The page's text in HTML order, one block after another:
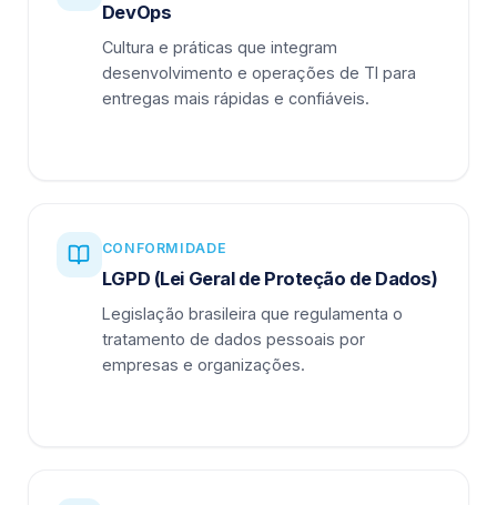
DevOps
Cultura e práticas que integram
desenvolvimento e operações de TI para
entregas mais rápidas e confiáveis.
CONFORMIDADE
LGPD (Lei Geral de Proteção de Dados)
Legislação brasileira que regulamenta o
tratamento de dados pessoais por
empresas e organizações.